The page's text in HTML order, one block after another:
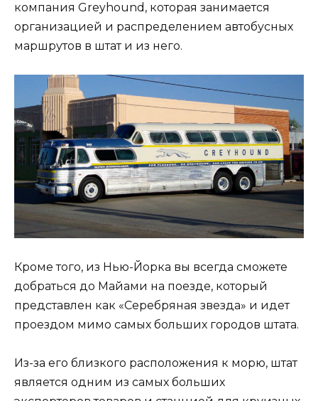
компания Greyhound, которая занимается
организацией и распределением автобусных
маршрутов в штат и из него.
Кроме того, из Нью-Йорка вы всегда сможете
добраться до Майами на поезде, который
представлен как «Серебряная звезда» и идет
проездом мимо самых больших городов штата.
Из-за его близкого расположения к морю, штат
является одним из самых больших